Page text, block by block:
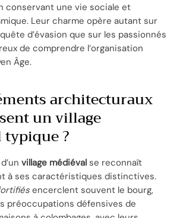
conservant une vie sociale et
Leur charme opère autant sur
d’évasion que sur les passionnés
de comprendre l’organisation
Âge.
architecturaux
un village
?
village médiéval se reconnaît
à ses caractéristiques distinctives.
encerclent souvent le bourg,
préoccupations défensives de